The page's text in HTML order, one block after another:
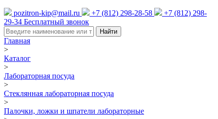
pozitron-kip@mail.ru +7 (812) 298-28-58
+7 (812) 298-
29-34 Бесплатный звонок
Найти
Главная
>
Каталог
>
Лабораторная посуда
>
Стеклянная лабораторная посуда
>
Палочки, ложки и шпатели лабораторные